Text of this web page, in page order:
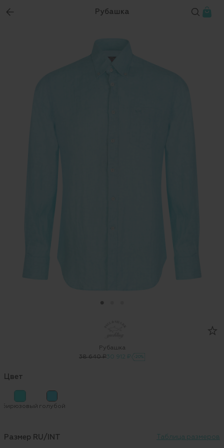
Рубашка
Рубашка
38 640 ₽30 912 ₽ -20%
Цвет
бирюзовый голубой
Размер RU/INT Таблица размеров